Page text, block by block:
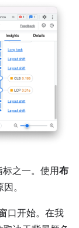
标之一。使用布
。
口开始。在我